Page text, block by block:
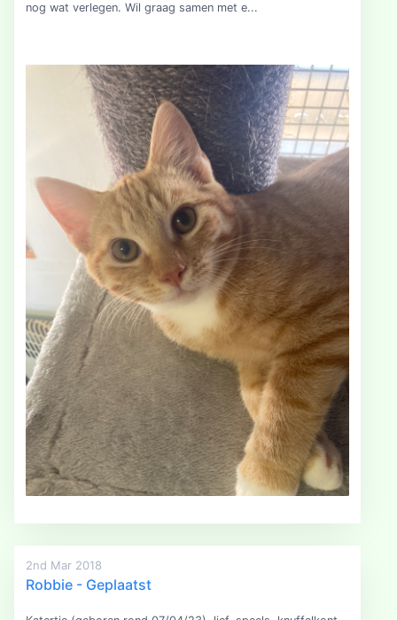
nog wat verlegen. Wil graag samen met e...
2nd Mar 2018
Robbie - Geplaatst